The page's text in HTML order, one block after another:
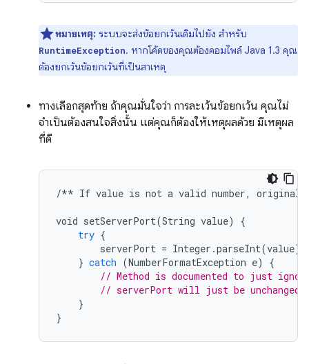
หมายเหตุ: ระบบจะส่งข้อยกเว้นเดิมไปยัง สำหรับ
RuntimeException. หากโค้ดของคุณต้องคอมไพล์ Java 1.3 คุณ
ต้องยกเว้นข้อยกเว้นที่เป็นสาเหตุ
ทางเลือกสุดท้าย ถ้าคุณมั่นใจว่า การละเว้นข้อยกเว้น คุณไม่
จำเป็นต้องสนใจสิ่งนั้น แต่คุณก็ต้องให้เหตุผลด้วย มีเหตุผล
ที่ดี
/** If value is not a valid number, original
void setServerPort(String value)
{
try {
serverPort = Integer .parseInt(value);
} catch (NumberFormatException e)
{
// Method is documented to just
// serverPort will just be unchanged.
}
}